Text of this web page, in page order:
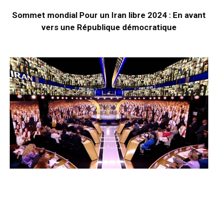
Sommet mondial Pour un Iran libre 2024 : En avant
vers une République démocratique